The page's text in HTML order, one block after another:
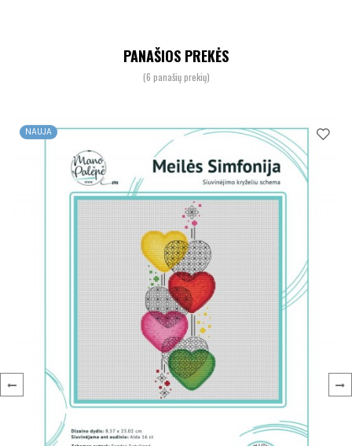
PANAŠIOS PREKĖS
(6 panašių prekių)
NAUJA